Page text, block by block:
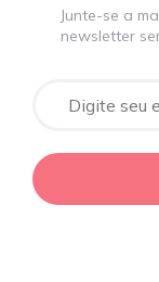
Junte-se a
newsletter